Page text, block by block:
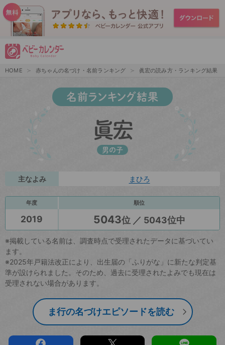
HOME 赤ちゃんの名づけ・名前ランキング 眞宏の読み方・ランキング結果
名前ランキング結果
眞宏
男の子
主なよみ まひろ
年度 順位
2019 5043位 ／ 5043位中
※掲載している名前は、調査時点で受理されたデータに基づいてい
ます。
※2025年戸籍法改正により、出生届の「ふりがな」に新たな判定基
準が設けられました。そのため、過去に受理されたよみでも現在は
受理されない場合があります。
ま行の名づけエピソードを読む